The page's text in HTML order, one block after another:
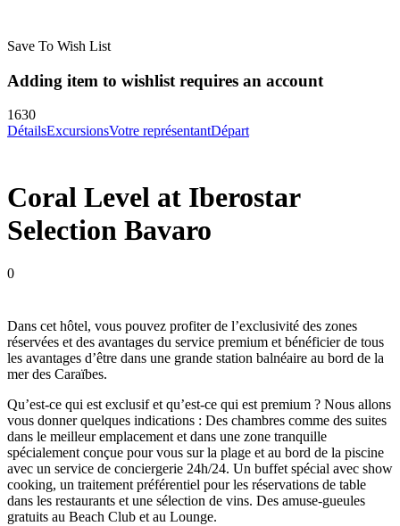
Save To Wish List
Adding item to wishlist requires an account
1630
DétailsExcursionsVotre représentantDépart
Coral Level at Iberostar
Selection Bavaro
0
Dans cet hôtel, vous pouvez profiter de l’exclusivité des zones
réservées et des avantages du service premium et bénéficier de tous
les avantages d’être dans une grande station balnéaire au bord de la
mer des Caraïbes.
Qu’est-ce qui est exclusif et qu’est-ce qui est premium ? Nous allons
vous donner quelques indications : Des chambres comme des suites
dans le meilleur emplacement et dans une zone tranquille
spécialement conçue pour vous sur la plage et au bord de la piscine
avec un service de conciergerie 24h/24. Un buffet spécial avec show
cooking, un traitement préférentiel pour les réservations de table
dans les restaurants et une sélection de vins. Des amuse-gueules
gratuits au Beach Club et au Lounge.